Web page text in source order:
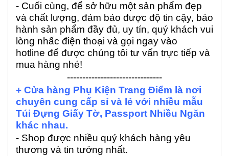
- Cuối cùng, để sở hữu một sản phẩm đẹp
và chất lượng, đảm bảo được độ tin cậy, bảo
hành sản phẩm đầy đủ, uy tín, quý khách vui
lòng nhấc điện thoại và gọi ngay vào
hotline để được chúng tôi tư vấn trực tiếp và
mua hàng nhé!
-------------------------------
+ Cửa hàng Phụ Kiện Trang Điểm là nơi
chuyên cung cấp sỉ và lẻ với nhiều mẫu
Túi Đựng Giấy Tờ, Passport Nhiều Ngăn
khác nhau.
- Shop được nhiều quý khách hàng yêu
thương và tin tưởng nhất.